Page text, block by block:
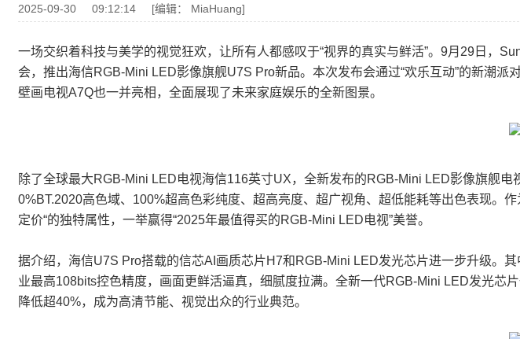
2025-09-30 09:12:14 [编辑： MiaHuang]
一场交织着科技与美学的视觉狂欢，让所有人都感叹于“视界的真实与鲜活”。9月29日，
会，推出海信RGB-Mini LED影像旗舰U7S Pro新品。本次发布会通过“欢乐互动”的新潮
壁画电视A7Q也一并亮相，全面展现了未来家庭娱乐的全新图景。
除了全球最大RGB-Mini LED电视海信116英寸UX，全新发布的RGB-Mini LED影像旗舰
0%BT.2020高色域、100%超高色彩纯度、超高亮度、超广视角、超低能耗等出色表现。
定价“的独特属性，一举赢得“2025年最值得买的RGB-Mini LED电视”美誉。
据介绍，海信U7S Pro搭载的信芯AI画质芯片H7和RGB-Mini LED发光芯片进一步升级。
业最高108bits控色精度，画面更鲜活逼真，细腻度拉满。全新一代RGB-Mini LED发光
降低超40%，成为高清节能、视觉出众的行业典范。